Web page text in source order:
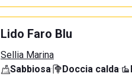
Lido Faro Blu
Sellia Marina
Sabbiosa· Doccia calda·